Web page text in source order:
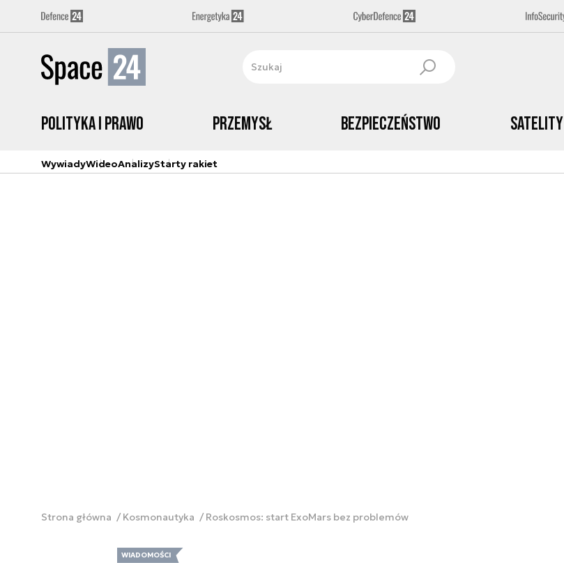
Polityka i prawo Przemysł Bezpieczeństwo Satelity
WywiadyWideoAnalizyStarty rakiet
Strona główna Kosmonautyka Roskosmos: start ExoMars bez problemów
WIADOMOŚCI